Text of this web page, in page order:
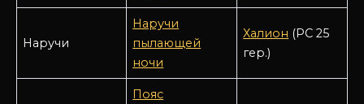
Наручи
Наручи
пылающей
ночи
Халион (РС 25
гер.)
Пояс